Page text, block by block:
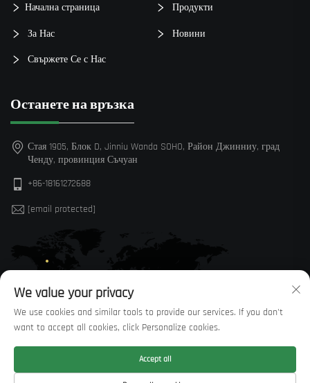
Начална страница Продукти
За Нас Новини
Свържете Се с Нас
Останете на връзка
Стая 1905, Блок D, Jinniu Wanda SOHO, Район Джинниу, град
Ченду, провинция Съчуан
+86-18161272688
[email protected]
Всички права запазени © Sichuan Huaxi Trading Co., LTD —Политика
We value your privacy
We use cookies and similar tools to provide our services. If you don't
want to accept all cookies, click Personalize cookies.
Accept all